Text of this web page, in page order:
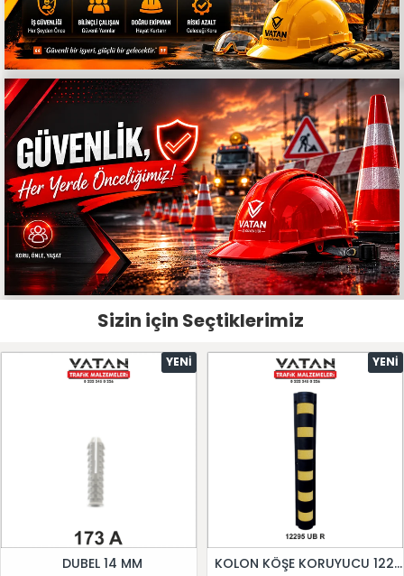
Sizin için Seçtiklerimiz
YENI
DUBEL 14 MM
YENI
KOLON KÖŞE KORUYUCU 12295 UB R